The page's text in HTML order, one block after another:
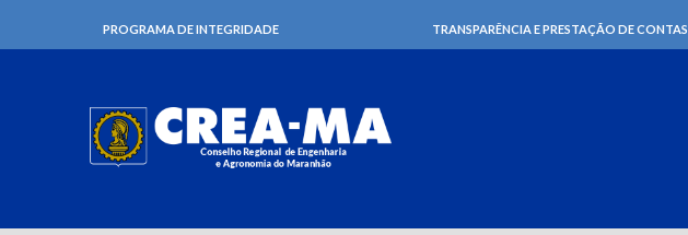
PROGRAMA DE INTEGRIDADE TRANSPARÊNCIA E PRESTAÇÃO DE CONTAS